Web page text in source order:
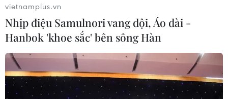
#8thang3 #ngayphunuvietnam #phunu
#gia dinh
vietnamplus.vn
Nhịp điệu Samulnori vang dội, Áo dài -
Hanbok 'khoe sắc' bên sông Hàn